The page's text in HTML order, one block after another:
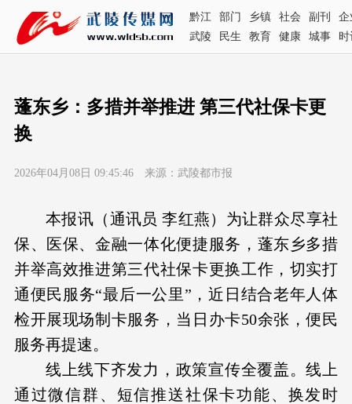
黔江 部门 乡镇 社会 副刊
企
武陵
民生 教育 健康 城事 时
蓬东乡：多措并举推进 第三代社保卡更
换
2026年04月08日 09:45:46 来源：武陵都市报
本报讯（通讯员 李红燕）为让群众尽享社
保、医保、金融一体化便捷服务，蓬东乡多措
并举高效推进第三代社保卡更换工作，切实打
通便民服务“最后一公里”，近日结合老年人体
检开展现场制卡服务，当日办卡50余张，便民
服务再提速。
线上线下齐发力，政策宣传全覆盖。线上
通过微信群、短信推送社保卡功能、换发时